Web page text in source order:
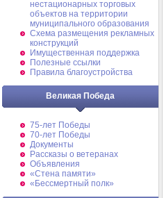
нестационарных торговых
объектов на территории
муниципального образования
Схема размещения рекламных
конструкций
Имущественная поддержка
Полезные ссылки
Правила благоустройства
Великая Победа
75-лет Победы
70-лет Победы
Документы
Рассказы о ветеранах
Объявления
«Стена памяти»
«Бессмертный полк»